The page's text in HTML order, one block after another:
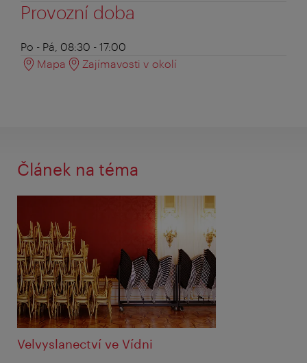
Provozní doba
Po - Pá, 08:30 - 17:00
Mapa
Zajímavosti v okolí
Článek na téma
Velvyslanectví ve Vídni